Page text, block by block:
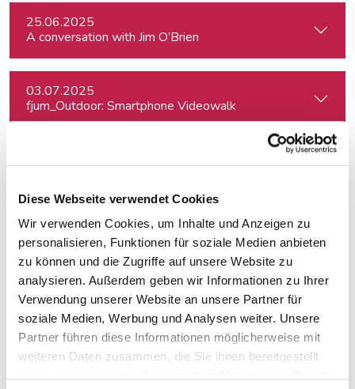
Diese Webseite verwendet Cookies
Wir verwenden Cookies, um Inhalte und Anzeigen zu
personalisieren, Funktionen für soziale Medien anbieten
zu können und die Zugriffe auf unsere Website zu
analysieren. Außerdem geben wir Informationen zu Ihrer
Verwendung unserer Website an unsere Partner für
soziale Medien, Werbung und Analysen weiter. Unsere
Partner führen diese Informationen möglicherweise mit
weiteren Daten zusammen, die Sie ihnen bereitgestellt
25.06.2025
A conversation with Jim O’Brien
03.07.2025
fjum_Outdoor: Smartphone Videowalk
14.08.2025
Klimajournalismus-Summerschool 2025
22.09.2025
Chinese Diaspora in Europe: Ideological Divides,
24.09.2025
Czech Parliamentary Elections: Issues at stake and